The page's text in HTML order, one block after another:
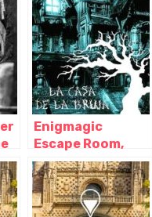
–
Enigmagic
Escape Room,
Burgos – Castilla
y León